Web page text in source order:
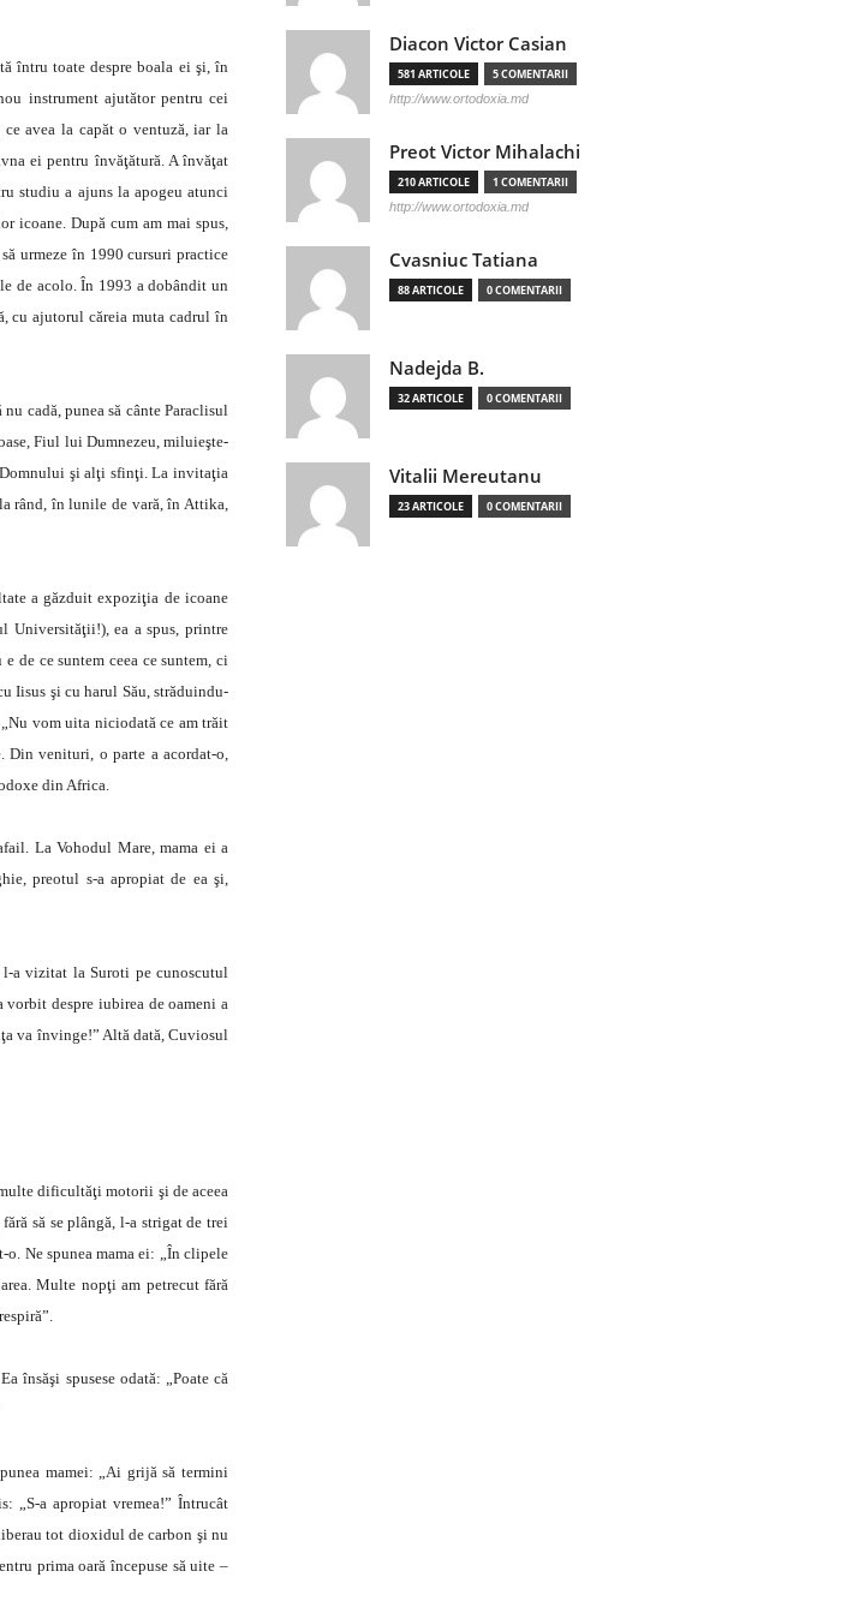
întru toate despre boala ei şi, în
instrument ajutător pentru cei
avea la capăt o ventuză, iar la
ei pentru învăţătură. A învăţat
studiu a ajuns la apogeu atunci
icoane. După cum am mai spus,
urmeze în 1990 cursuri practice
de acolo. În 1993 a dobândit un
cu ajutorul căreia muta cadrul în
cadă, punea să cânte Paraclisul
Fiul lui Dumnezeu, miluieşte-
Domnului şi alţi sfinţi. La invitaţia
rând, în lunile de vară, în Attika,
a găzduit expoziţia de icoa­ne
Universităţii!), ea a spus, printre
de ce suntem ceea ce suntem, ci
Iisus şi cu harul Său, străduindu-
vom uita niciodată ce am trăit
venituri, o parte a acordat-o,
din Africa.
La Vohodul Mare, mama ei a
preotul s-a apropiat de ea şi,
l-a vizitat la Suroti pe cunoscutul
despre iubirea de oameni a
va învinge!” Altă dată, Cuviosul
dificultăţi motorii şi de aceea
să se plângă, l-a strigat de trei
Ne spunea mama ei: „În clipele
Multe nopţi am petrecut fără
însăşi spusese odată: „Poate că
mamei: „Ai grijă să termini
„S-a apropiat vremea!” Întrucât
tot dioxidul de carbon şi nu
prima oară începuse să uite –
Diacon Victor Casian
581 ARTICOLE 5 COMENTARII
http://www.ortodoxia.md
Preot Victor Mihalachi
210 ARTICOLE 1 COMENTARII
http://www.ortodoxia.md
Cvasniuc Tatiana
88 ARTICOLE 0 COMENTARII
Nadejda B.
32 ARTICOLE 0 COMENTARII
Vitalii Mereutanu
23 ARTICOLE 0 COMENTARII